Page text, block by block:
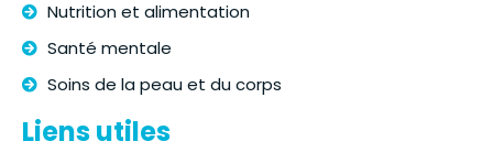
Nutrition et alimentation
Santé mentale
Soins de la peau et du corps
Liens utiles